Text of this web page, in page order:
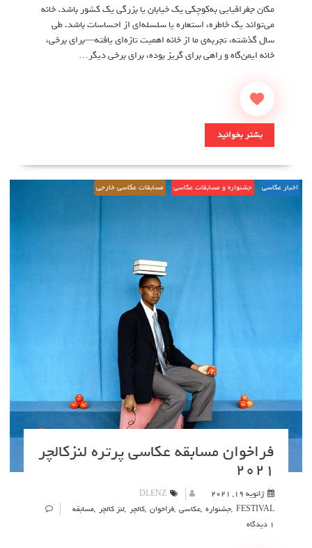
مکان جغرافیایی به‌کوچکی یک خیابان یا بزرگی یک کشور باشد. خانه
می‌تواند یک خاطره، استعاره یا سلسله‌ای از احساسات باشد. طی
سال گذشته، تجربه‌ی ما از خانه اهمیت تازه‌ای یافته—برای برخی،
خانه ایمن‌گاه و راهی برای گریز بوده، برای برخی دیگر…
بشتر بخوانید
اخبار عکاسی جشنواره و مسابقات عکاسی مسابقات عکاسی خارجی
فراخوان مسابقه عکاسی پرتره لنزکالچر
۲۰۲۱
ژانویه 19, 2021
DLENZ
FESTIVAL
,جشنواره ,عکاسی ,فراخوان ,کالچر ,لنز کالچر ,مسابقه
1 دیدگاه